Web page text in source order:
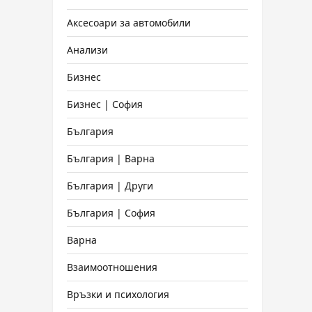
Аксесоари за автомобили
Анализи
Бизнес
Бизнес | София
България
България | Варна
България | Други
България | София
Варна
Взаимоотношения
Връзки и психология